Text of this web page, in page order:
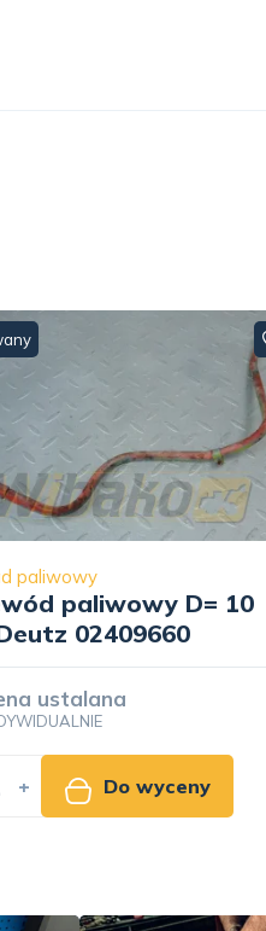
paliwowy
paliwowy D= 10
02408865
ustalana
+ Do wyceny